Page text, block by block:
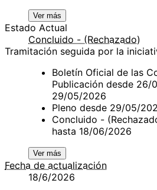
Ver más
Estado Actual
Concluido - (Rechazado)
Tramitación seguida por la
Boletín Oficial de las
Publicación desde 26/
29/05/2026
Pleno desde 29/05/
Concluido -
hasta 18/06/2026
Ver más
Fecha de actualización
18/6/2026